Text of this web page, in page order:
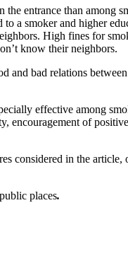
entrance than among
a smoker and higher
High fines for
know their neighbors.
and bad relations
effective among
encouragement of
considered in the
places.